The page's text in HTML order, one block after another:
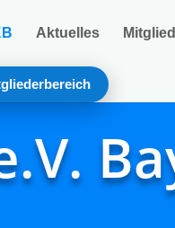
Aktuelles